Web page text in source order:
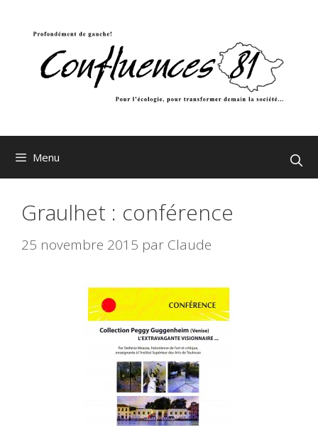
Menu
Graulhet : conférence
25 novembre 2015 par Claude